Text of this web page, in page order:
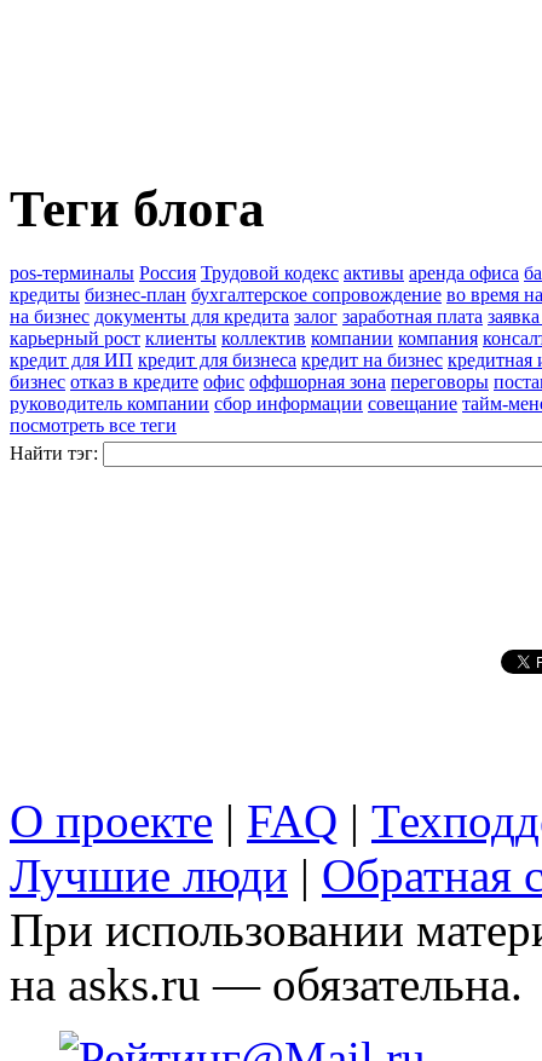
Теги блога
pos-терминалы Россия Трудовой кодекс активы аренда офиса
кредиты бизнес-план бухгалтерское сопровождение во время
на бизнес документы для кредита залог заработная плата
карьерный рост клиенты коллектив компании компания
кредит для ИП кредит для бизнеса кредит на бизнес кредитная
бизнес отказ в кредите офис оффшорная зона переговоры
руководитель компании сбор информации совещание тайм-
посмотреть все теги
Найти тэг:
О проекте | FAQ |
Лучшие люди | Обратная
При использовании
на asks.ru — обязательна.